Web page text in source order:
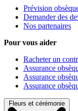
Prévision
Demander des
Nos partenaires
Pour vous aider
Racheter un
Assurance
Assurance
Assurance
Fleurs et cérémonie